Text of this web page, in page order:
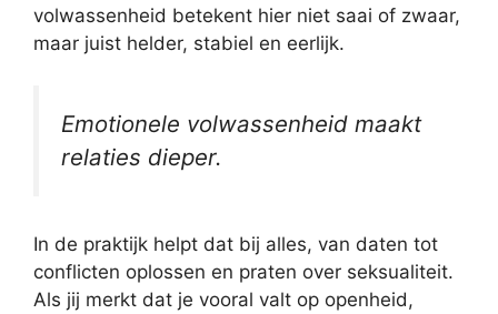
volwassenheid betekent hier niet saai of zwaar,
maar juist helder, stabiel en eerlijk.
Emotionele volwassenheid maakt
relaties dieper.
In de praktijk helpt dat bij alles, van daten tot
conflicten oplossen en praten over seksualiteit.
Als jij merkt dat je vooral valt op openheid,